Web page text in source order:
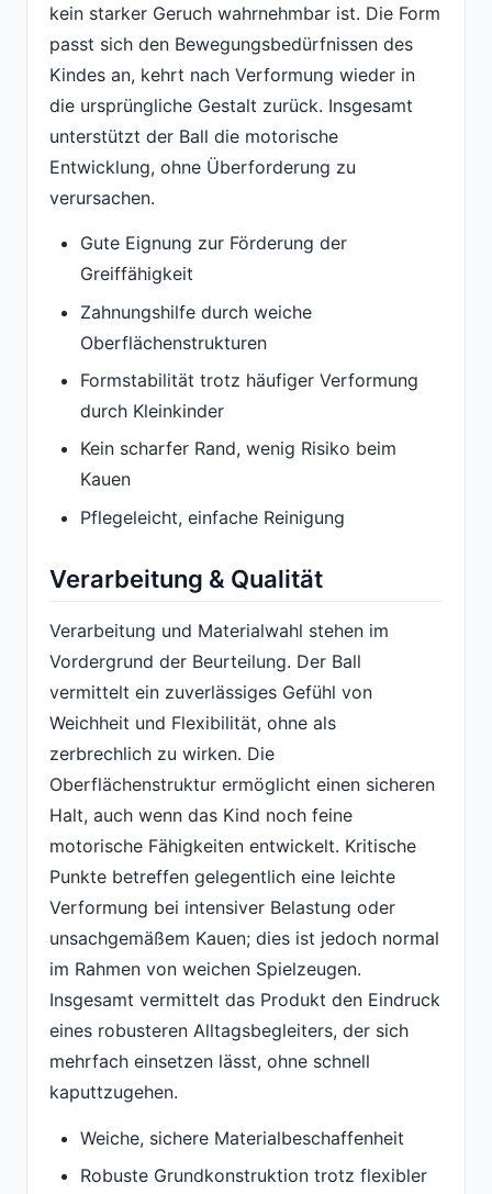
kein starker Geruch wahrnehmbar ist. Die Form
passt sich den Bewegungsbedürfnissen des
Kindes an, kehrt nach Verformung wieder in
die ursprüngliche Gestalt zurück. Insgesamt
unterstützt der Ball die motorische
Entwicklung, ohne Überforderung zu
verursachen.
Gute Eignung zur Förderung der
Greiffähigkeit
Zahnungshilfe durch weiche
Oberflächenstrukturen
Formstabilität trotz häufiger Verformung
durch Kleinkinder
Kein scharfer Rand, wenig Risiko beim
Kauen
Pflegeleicht, einfache Reinigung
Verarbeitung & Qualität
Verarbeitung und Materialwahl stehen im
Vordergrund der Beurteilung. Der Ball
vermittelt ein zuverlässiges Gefühl von
Weichheit und Flexibilität, ohne als
zerbrechlich zu wirken. Die
Oberflächenstruktur ermöglicht einen sicheren
Halt, auch wenn das Kind noch feine
motorische Fähigkeiten entwickelt. Kritische
Punkte betreffen gelegentlich eine leichte
Verformung bei intensiver Belastung oder
unsachgemäßem Kauen; dies ist jedoch normal
im Rahmen von weichen Spielzeugen.
Insgesamt vermittelt das Produkt den Eindruck
eines robusteren Alltagsbegleiters, der sich
mehrfach einsetzen lässt, ohne schnell
kaputtzugehen.
Weiche, sichere Materialbeschaffenheit
Robuste Grundkonstruktion trotz flexibler